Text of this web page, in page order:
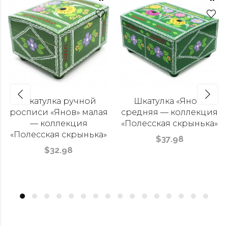
Шкатулка ручной
росписи «Янов» малая
— коллекция
«Полесская скрынька»
$32.98
Шкатулка «Янов»
средняя — коллекция
«Полесская скрынька»
$37.98